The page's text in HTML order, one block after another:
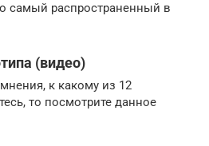
самый распространенный в
(видео)
к какому из 12
то посмотрите данное